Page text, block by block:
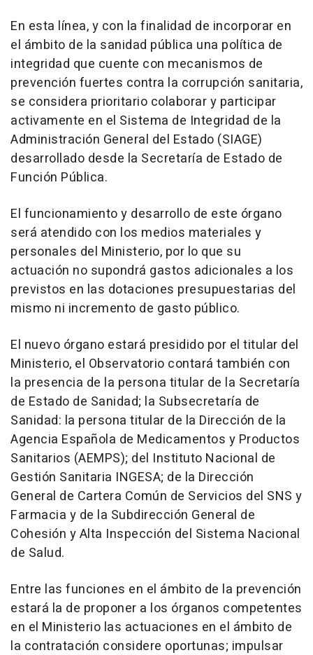
En esta línea, y con la finalidad de incorporar en
el ámbito de la sanidad pública una política de
integridad que cuente con mecanismos de
prevención fuertes contra la corrupción sanitaria,
se considera prioritario colaborar y participar
activamente en el Sistema de Integridad de la
Administración General del Estado (SIAGE)
desarrollado desde la Secretaría de Estado de
Función Pública.
El funcionamiento y desarrollo de este órgano
será atendido con los medios materiales y
personales del Ministerio, por lo que su
actuación no supondrá gastos adicionales a los
previstos en las dotaciones presupuestarias del
mismo ni incremento de gasto público.
El nuevo órgano estará presidido por el titular del
Ministerio, el Observatorio contará también con
la presencia de la persona titular de la Secretaría
de Estado de Sanidad; la Subsecretaría de
Sanidad: la persona titular de la Dirección de la
Agencia Española de Medicamentos y Productos
Sanitarios (AEMPS); del Instituto Nacional de
Gestión Sanitaria INGESA; de la Dirección
General de Cartera Común de Servicios del SNS y
Farmacia y de la Subdirección General de
Cohesión y Alta Inspección del Sistema Nacional
de Salud.
Entre las funciones en el ámbito de la prevención
estará la de proponer a los órganos competentes
en el Ministerio las actuaciones en el ámbito de
la contratación considere oportunas; impulsar